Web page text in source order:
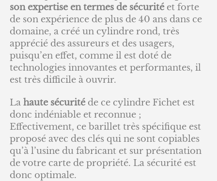
son expertise en termes de sécurité et forte
de son expérience de plus de 40 ans dans ce
domaine, a créé un cylindre rond, très
apprécié des assureurs et des usagers,
puisqu’en effet, comme il est doté de
technologies innovantes et performantes, il
est très difficile à ouvrir.
La haute sécurité de ce cylindre Fichet est
donc indéniable et reconnue ;
Effectivement, ce barillet très spécifique est
proposé avec des clés qui ne sont copiables
qu’à l’usine du fabricant et sur présentation
de votre carte de propriété. La sécurité est
donc optimale.